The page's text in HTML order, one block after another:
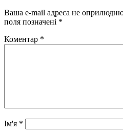
Ваша e-mail адреса не
поля позначені *
Коментар *
Ім'я *